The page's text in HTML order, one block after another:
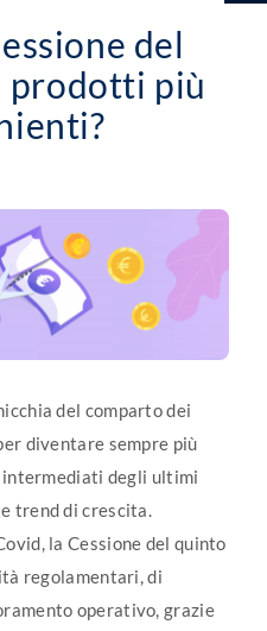
NOI
del
prodotti più
del comparto dei
diventare sempre più
degli ultimi
trend di crescita.
la Cessione del quinto
regolamentari, di
operativo, grazie